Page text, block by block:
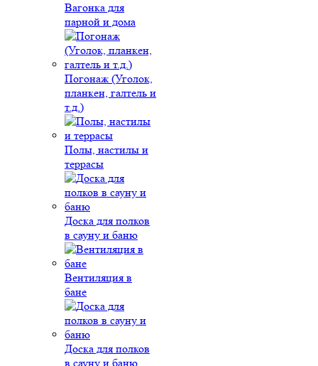
Вагонка для
парной и дома
Погонаж (Уголок,
планкен, галтель и
т.д.)
Полы, настилы и
террасы
Доска для полков
в сауну и баню
Вентиляция в
бане
Доска для полков
в сауну и баню